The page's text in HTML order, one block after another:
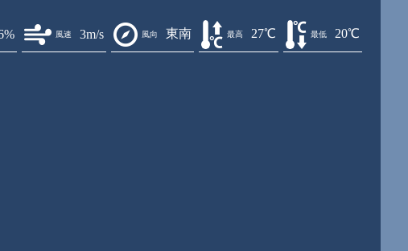
風速 3m/s 風向 東南 最高 27℃ 最低 20℃